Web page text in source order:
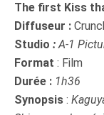
The first Kiss
Diffuseur :
Studio :A-1
Format : Film
Durée : 1h36
Synopsis :